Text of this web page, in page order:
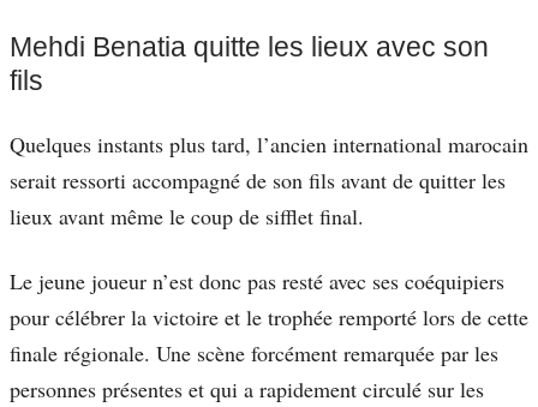
Mehdi Benatia quitte les lieux avec son
fils
Quelques instants plus tard, l’ancien international marocain
serait ressorti accompagné de son fils avant de quitter les
lieux avant même le coup de sifflet final.
Le jeune joueur n’est donc pas resté avec ses coéquipiers
pour célébrer la victoire et le trophée remporté lors de cette
finale régionale. Une scène forcément remarquée par les
personnes présentes et qui a rapidement circulé sur les